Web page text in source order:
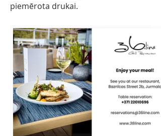
piemērota drukai.